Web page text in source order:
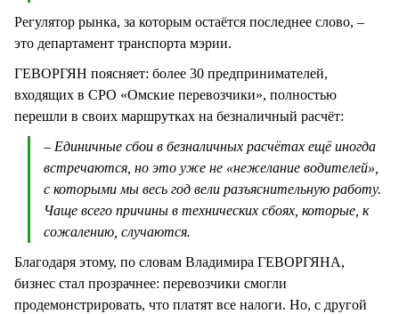
Регулятор рынка, за которым остаётся последнее слово, –
это департамент транспорта мэрии.
ГЕВОРГЯН поясняет: более 30 предпринимателей,
входящих в СРО «Омские перевозчики», полностью
перешли в своих маршрутках на безналичный расчёт:
– Единичные сбои в безналичных расчётах ещё иногда
встречаются, но это уже не «нежелание водителей»,
с которыми мы весь год вели разъяснительную работу.
Чаще всего причины в технических сбоях, которые, к
сожалению, случаются.
Благодаря этому, по словам Владимира ГЕВОРГЯНА,
бизнес стал прозрачнее: перевозчики смогли
продемонстрировать, что платят все налоги. Но, с другой